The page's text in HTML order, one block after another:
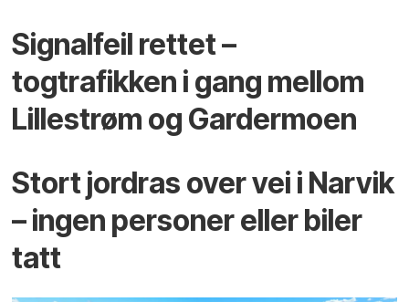
Signalfeil rettet –
togtrafikken i gang mellom
Lillestrøm og Gardermoen
Stort jordras over vei i Narvik
– ingen personer eller biler
tatt